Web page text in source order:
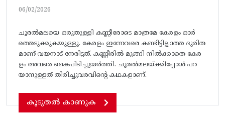
06/02/2026
ചൂരൽമലയെ ഒരുതുള്ളി കണ്ണീരോടെ മാത്രമേ കേരളം ഓർ
ത്തെടുക്കുകയുള്ളൂ. കേരളം ഇന്നേവരെ കണ്ടിട്ടില്ലാത്ത ദുരിത
മാണ് വയനാട് നേരിട്ടത്. കണ്ണീരിൽ മുങ്ങി നിൽക്കാതെ കേര
ളം അവരെ കൈപിടിച്ചുയർത്തി. ചൂരൽമലയ്ക്കിപ്പോൾ പറ
യാനുള്ളത് തിരിച്ചുവരവിന്റെ കഥകളാണ്.
കൂടുതൽ കാണുക